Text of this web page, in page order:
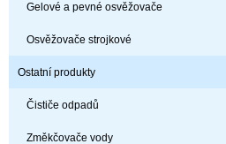
Gelové a pevné osvěžovače
Osvěžovače strojkové
Ostatní produkty
Čističe odpadů
Změkčovače vody